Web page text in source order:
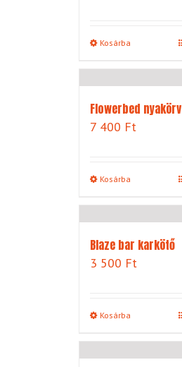
Kosárba
Flowerbed nyakörv
7 400 Ft
Kosárba
Blaze bar karkötő
3 500 Ft
Kosárba